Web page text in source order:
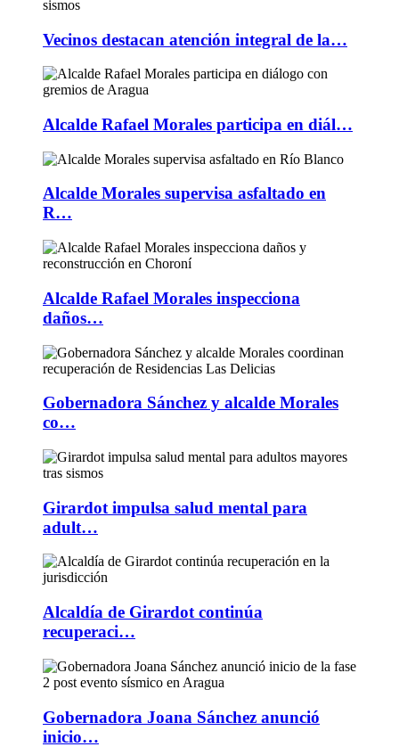
Vecinos destacan atención integral de la…
Alcalde Rafael Morales participa en diál…
Alcalde Morales supervisa asfaltado en
R…
Alcalde Rafael Morales inspecciona
daños…
Gobernadora Sánchez y alcalde Morales
co…
Girardot impulsa salud mental para
adult…
Alcaldía de Girardot continúa
recuperaci…
Gobernadora Joana Sánchez anunció
inicio…